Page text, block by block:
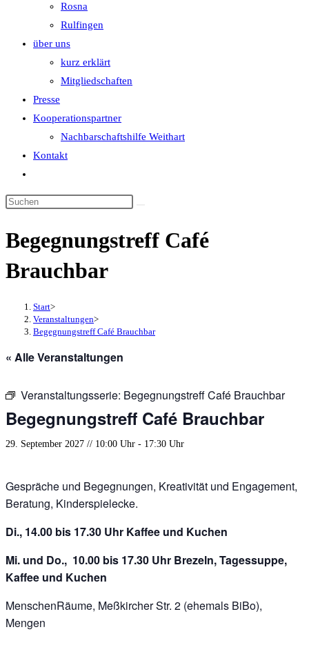
Rosna
Rulfingen
über uns
kurz erklärt
Mitgliedschaften
Presse
Kooperationspartner
Nachbarschaftshilfe Weithart
Kontakt
umschalten
Diese
durchsuchen
Begegnungstreff Café
Brauchbar
Start>
Veranstaltungen>
Begegnungstreff Café Brauchbar
« Alle Veranstaltungen
Veranstaltungsserie: Begegnungstreff Café Brauchbar
Begegnungstreff Café Brauchbar
29. September 2027 // 10:00 Uhr - 17:30 Uhr
Gespräche und Begegnungen, Kreativität und Engagement,
Beratung, Kinderspielecke.
Di., 14.00 bis 17.30 Uhr Kaffee und Kuchen
Mi. und Do., 10.00 bis 17.30 Uhr Brezeln, Tagessuppe,
Kaffee und Kuchen
MenschenRäume, Meßkircher Str. 2 (ehemals BiBo),
Mengen